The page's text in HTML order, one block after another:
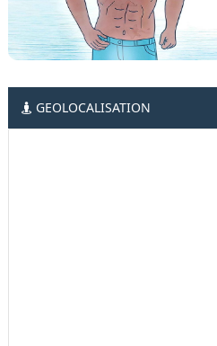
GEOLOCALISATION